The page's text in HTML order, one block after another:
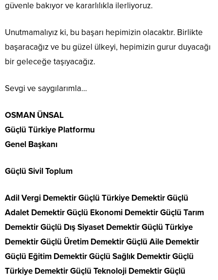
güvenle bakıyor ve kararlılıkla ilerliyoruz.
Unutmamalıyız ki, bu başarı hepimizin olacaktır. Birlikte
başaracağız ve bu güzel ülkeyi, hepimizin gurur duyacağı
bir geleceğe taşıyacağız.
Sevgi ve saygılarımla…
OSMAN ÜNSAL
Güçlü Türkiye Platformu
Genel Başkanı
Güçlü Sivil Toplum
Adil Vergi Demektir Güçlü Türkiye Demektir Güçlü
Adalet Demektir Güçlü Ekonomi Demektir Güçlü Tarım
Demektir Güçlü Dış Siyaset Demektir Güçlü Türkiye
Demektir Güçlü Üretim Demektir Güçlü Aile Demektir
Güçlü Eğitim Demektir Güçlü Sağlık Demektir Güçlü
Türkiye Demektir Güçlü Teknoloji Demektir Güçlü